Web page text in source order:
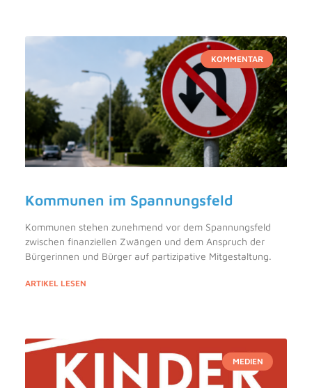
KOMMENTAR
Kommunen im Spannungsfeld
Kommunen stehen zunehmend vor dem Spannungsfeld
zwischen finanziellen Zwängen und dem Anspruch der
Bürgerinnen und Bürger auf partizipative Mitgestaltung.
ARTIKEL LESEN
MEDIEN